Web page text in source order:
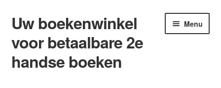
Ga
door
naar
navigatie
Ga
naar
de
inhoud
Uw boekenwinkel
voor betaalbare 2e
handse boeken
Menu